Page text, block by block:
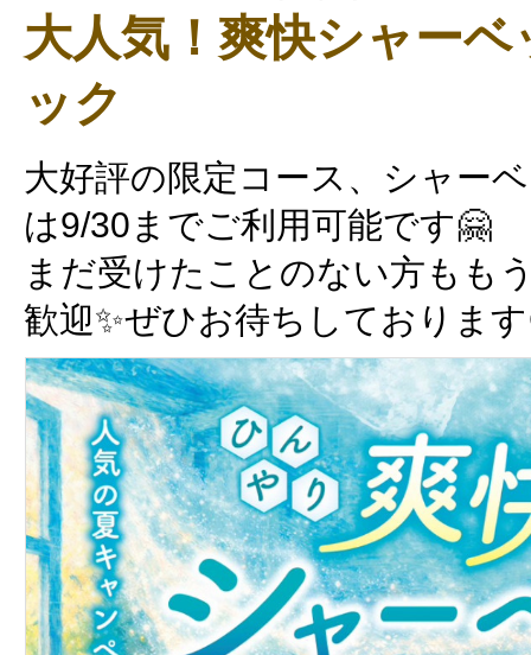
大人気！爽快シャー
ック
大好評の限定コース、シャー
は9/30までご利用可能です🤗
まだ受けたことのない方もも
歓迎✨ぜひお待ちしておりま